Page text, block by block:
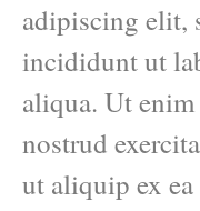
adipiscing elit,
incididunt ut
aliqua. Ut
nostrud
ut aliquip ex